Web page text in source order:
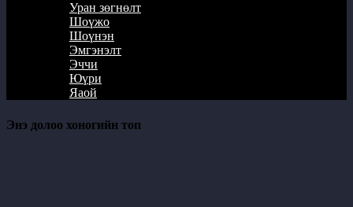
Уран зөгнөлт
Шоүжо
Шоүнэн
Эмгэнэлт
Эччи
Юүри
Яаой
Энэ долоо хоногийн топ